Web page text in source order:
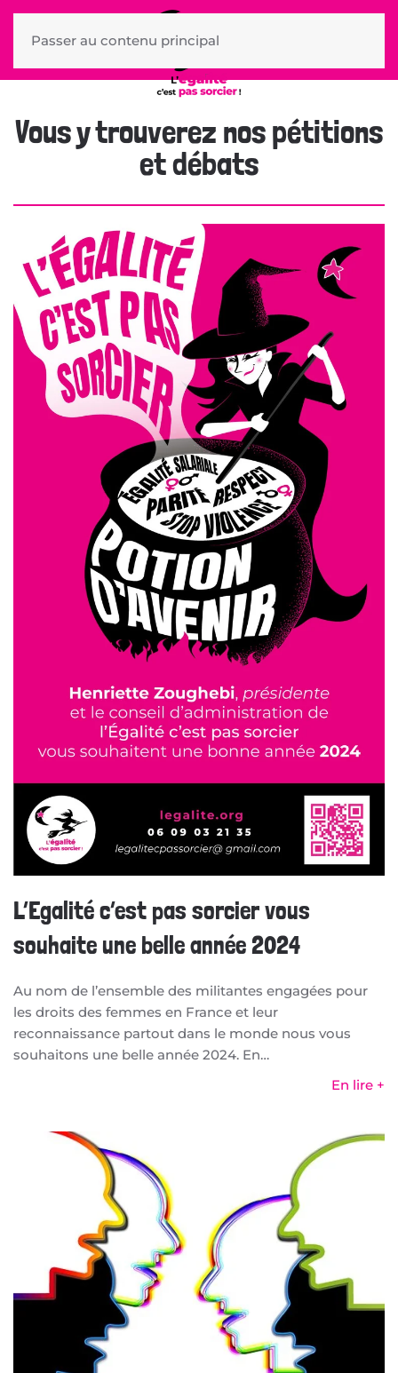
Passer au contenu principal
Vous y trouverez nos pétitions
et débats
L’Egalité c’est pas sorcier vous
souhaite une belle année 2024
Au nom de l’ensemble des militantes engagées pour
les droits des femmes en France et leur
reconnaissance partout dans le monde nous vous
souhaitons une belle année 2024. En…
En lire +